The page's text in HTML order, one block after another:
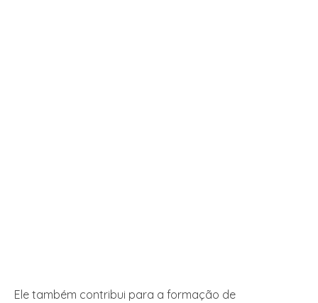
Ele também contribui para a formação de